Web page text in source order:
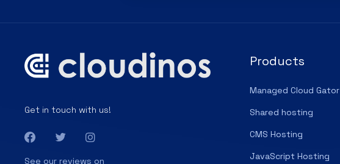
Get in touch with us!
See our reviews on
Products
Managed Cloud Gator
Shared hosting
CMS Hosting
JavaScript Hosting